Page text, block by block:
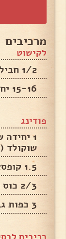
מרכיבים
לקישוט
1/2 חבילה שוקולד מריר
15-16 יחידות דודבנים
פודינג
1
שוקולד
1.5 קופסא שמנת מתוקה
2/3 כוס חלב
3 כפות גבינת נפוליאון